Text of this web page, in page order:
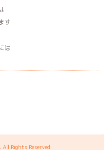
す
は
. All Rights Reserved.